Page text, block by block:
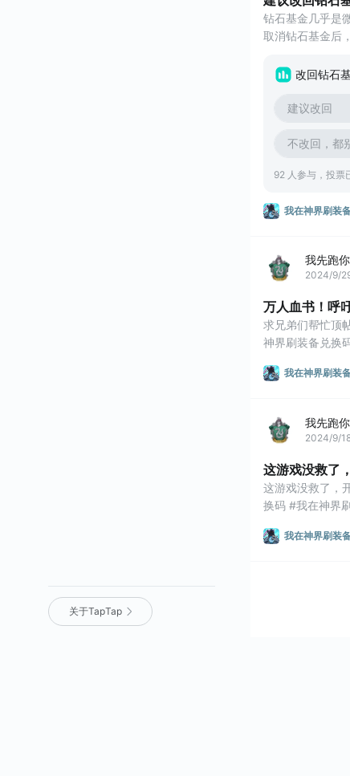
关于TapTap
钻石基金几乎是
取消钻石基金后
备礼包码 #我在
改回钻石
建议改回
不改回，都
92 人参与，投票
我在神界刷装
我先跑
2024/9/
万人血书！呼
求兄弟们帮忙顶
神界刷装备兑换
我在神界刷装
我先跑
2024/9/
这游戏没救了
这游戏没救了，
换码 #我在神界
我在神界刷装